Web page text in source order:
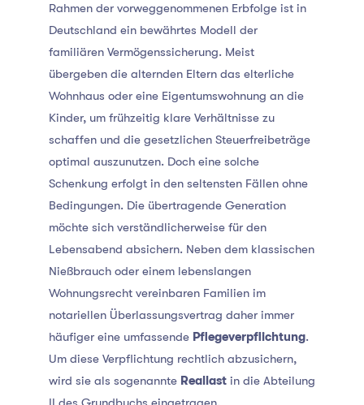
Rahmen der vorweggenommenen Erbfolge ist in
Deutschland ein bewährtes Modell der
familiären Vermögenssicherung. Meist
übergeben die alternden Eltern das elterliche
Wohnhaus oder eine Eigentumswohnung an die
Kinder, um frühzeitig klare Verhältnisse zu
schaffen und die gesetzlichen Steuerfreibeträge
optimal auszunutzen. Doch eine solche
Schenkung erfolgt in den seltensten Fällen ohne
Bedingungen. Die übertragende Generation
möchte sich verständlicherweise für den
Lebensabend absichern. Neben dem klassischen
Nießbrauch oder einem lebenslangen
Wohnungsrecht vereinbaren Familien im
notariellen Überlassungsvertrag daher immer
häufiger eine umfassende Pflegeverpflichtung.
Um diese Verpflichtung rechtlich abzusichern,
wird sie als sogenannte Reallast in die Abteilung